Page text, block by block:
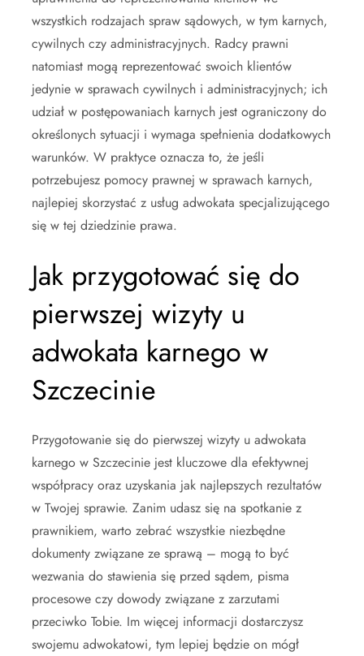
wszystkich rodzajach spraw sądowych, w tym karnych,
cywilnych czy administracyjnych. Radcy prawni
natomiast mogą reprezentować swoich klientów
jedynie w sprawach cywilnych i administracyjnych; ich
udział w postępowaniach karnych jest ograniczony do
określonych sytuacji i wymaga spełnienia dodatkowych
warunków. W praktyce oznacza to, że jeśli
potrzebujesz pomocy prawnej w sprawach karnych,
najlepiej skorzystać z usług adwokata specjalizującego
się w tej dziedzinie prawa.
Jak przygotować się do
pierwszej wizyty u
adwokata karnego w
Szczecinie
Przygotowanie się do pierwszej wizyty u adwokata
karnego w Szczecinie jest kluczowe dla efektywnej
współpracy oraz uzyskania jak najlepszych rezultatów
w Twojej sprawie. Zanim udasz się na spotkanie z
prawnikiem, warto zebrać wszystkie niezbędne
dokumenty związane ze sprawą – mogą to być
wezwania do stawienia się przed sądem, pisma
procesowe czy dowody związane z zarzutami
przeciwko Tobie. Im więcej informacji dostarczysz
swojemu adwokatowi, tym lepiej będzie on mógł